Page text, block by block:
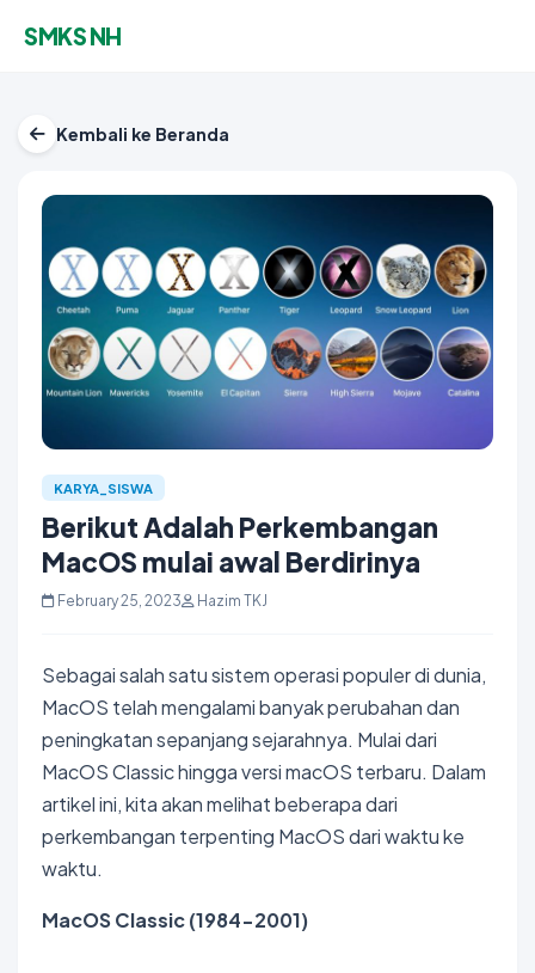
SMKS NH
Kembali ke Beranda
KARYA_SISWA
Berikut Adalah Perkembangan
MacOS mulai awal Berdirinya
February 25, 2023 Hazim TKJ
Sebagai salah satu sistem operasi populer di dunia,
MacOS telah mengalami banyak perubahan dan
peningkatan sepanjang sejarahnya. Mulai dari
MacOS Classic hingga versi macOS terbaru. Dalam
artikel ini, kita akan melihat beberapa dari
perkembangan terpenting MacOS dari waktu ke
waktu.
MacOS Classic(1984-2001)